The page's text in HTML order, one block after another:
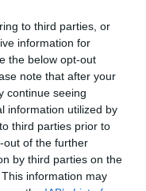
to third parties, or
information for
the below opt-out
note that after your
continue seeing
information utilized by
third parties prior to
out of the further
by third parties on the
information may